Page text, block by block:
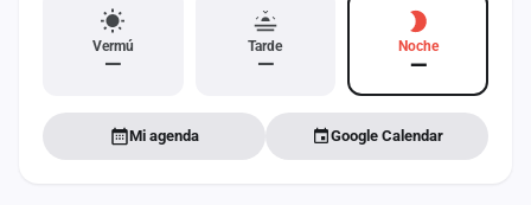
Vermú
—
Tarde
—
Noche
—
Mi agenda Google Calendar